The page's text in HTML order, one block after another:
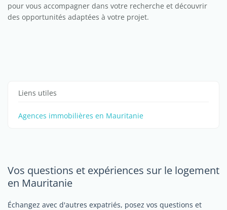
pour vous accompagner dans votre recherche et découvrir
des opportunités adaptées à votre projet.
Liens utiles
Agences immobilières en Mauritanie
Vos questions et expériences sur le logement
en Mauritanie
Échangez avec d'autres expatriés, posez vos questions et